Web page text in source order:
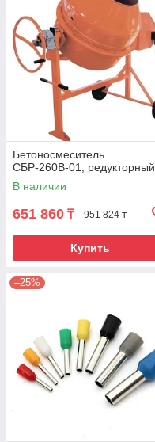
Бетоносмеситель
СБР-260В-01, редукторный
В наличии
651 860 ₸ 951 824 ₸
Купить
–25%